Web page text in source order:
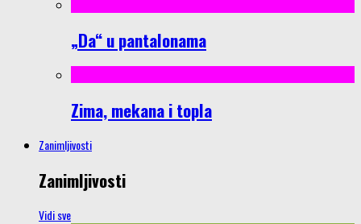
„Da“ u pantalonama
Zima, mekana i topla
Zanimljivosti
Zanimljivosti
Vidi sve